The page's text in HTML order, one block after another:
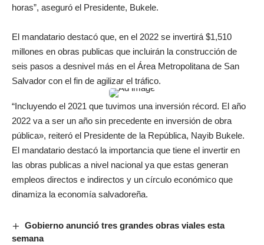
horas”, aseguró el Presidente, Bukele.
El mandatario destacó que, en el 2022 se invertirá $1,510
millones en obras publicas que incluirán la construcción de
seis pasos a desnivel más en el Área Metropolitana de San
Salvador con el fin de agilizar el tráfico.
“Incluyendo el 2021 que tuvimos una inversión récord. El año
2022 va a ser un año sin precedente en inversión de obra
pública», reiteró el Presidente de la República, Nayib Bukele.
El mandatario destacó la importancia que tiene el invertir en
las obras publicas a nivel nacional ya que estas generan
empleos directos e indirectos y un círculo económico que
dinamiza la economía salvadoreña.
Gobierno anunció tres grandes obras viales esta
semana